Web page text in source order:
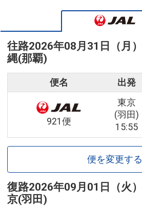
往路2026年08月31日（月）
縄(那覇)
便名 出発
921便
東京
(羽田)
15:55
便を変更する
復路2026年09月01日（火）
京(羽田)